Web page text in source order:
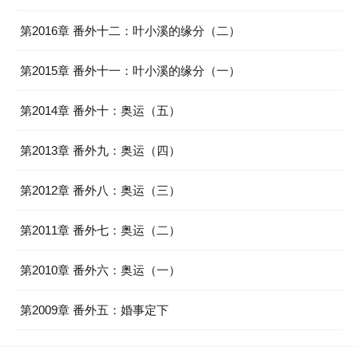
第2016章 番外十二：叶小溪的缘分（二）
第2015章 番外十一：叶小溪的缘分（一）
第2014章 番外十：奥运（五）
第2013章 番外九：奥运（四）
第2012章 番外八：奥运（三）
第2011章 番外七：奥运（二）
第2010章 番外六：奥运（一）
第2009章 番外五：婚事定下